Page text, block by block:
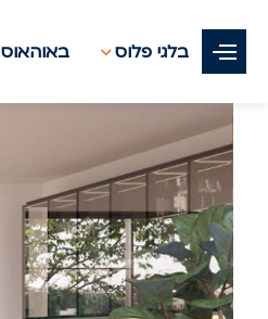
בלגי פלוס באוהאוס